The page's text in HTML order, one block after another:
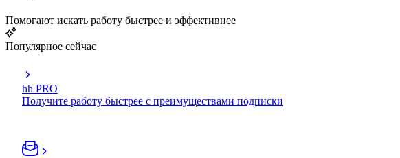
Помогают искать работу быстрее и эффективнее
Популярное сейчас
hh PRO
Получите работу быстрее с преимуществами подписки